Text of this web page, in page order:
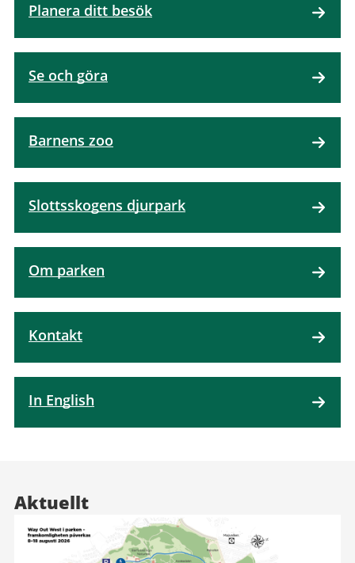
Planera ditt besök
Se och göra
Barnens zoo
Slottsskogens djurpark
Om parken
Kontakt
In English
Aktuellt